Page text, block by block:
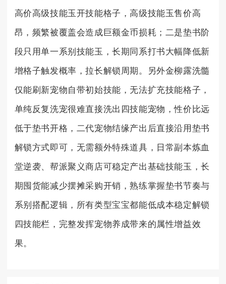
高价高级技能玉开技能格子，高级技能玉售价高
昂，频繁被覆盖会造成巨额金币损耗；二是垫书阶
段只用单一系别技能玉，长期同系打书大幅降低新
增格子触发概率，拉长解锁周期。另外金柳露洗髓
仅能刷新宠物自带初始技能，无法扩充技能格子，
单纯反复洗宠很难直接洗出四技能宠物，性价比远
低于垫书开格，二代宠物结缘产出后直接沿用垫书
解锁方式即可，无需额外特殊道具，日常副本炼血
堂逆袭、帮派聚义商店可稳定产出基础技能玉，长
期囤货能减少摆摊采购开销，熟练掌握垫书节奏与
系别搭配逻辑，所有类型宝宝都能低成本稳定解锁
四技能栏，完整发挥宠物养成带来的属性增益效
果。